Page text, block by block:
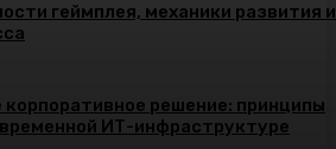
геймплея, механики развития и
решение: принципы
ИТ-инфраструктуре